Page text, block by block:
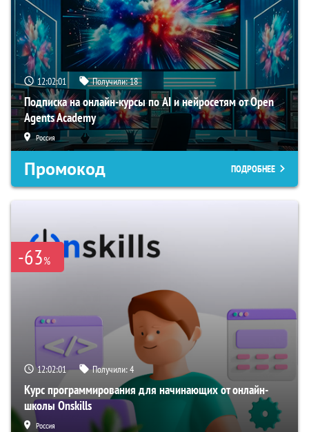
12:02:00 Получили:18
Подписка на онлайн-курсы по AI и нейросетям от Open
Agents Academy
Россия
Промокод ПОДРОБНЕЕ
-63%
12:02:00 Получили:4
Курс программирования для начинающих от онлайн-
школы Onskills
Россия